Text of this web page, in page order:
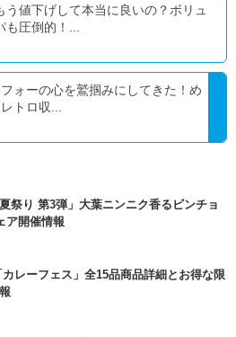
う値下げして本当に良いの？ボリュ
圧倒的！...
ォーの心を鷲掴みにしてきた！め
トロ収...
祭り 第3弾」大葉ニンニク香るビンチョ
ア開催情報
カレーフェス」全15品商品詳細とお得な限